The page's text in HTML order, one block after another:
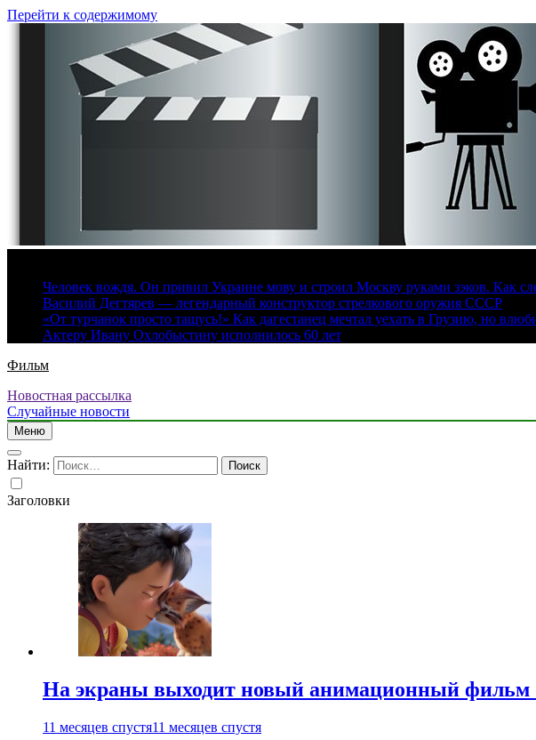
Перейти к содержимому
Человек вождя. Он привил Украине мову и строил Москву руками зэков. Как
Василий Дегтярев — легендарный конструктор стрелкового оружия СССР
«От турчанок просто тащусь!» Как дагестанец мечтал уехать в Грузию, но
Актеру Ивану Охлобыстину исполнилось 60 лет
Фильм
Новостная рассылка
Случайные новости
Меню
Найти:
Заголовки
На экраны выходит новый анимационный фильм
11 месяцев спустя11 месяцев спустя